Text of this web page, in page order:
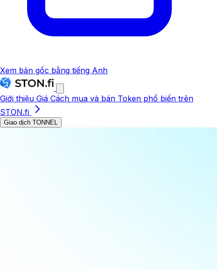
Xem bản gốc bằng tiếng Anh
Giới thiệu Giá Cách mua và bán Token phổ biến trên
STON.fi
Giao dịch TONNEL